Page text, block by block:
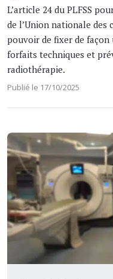
L’article 24 du PLFSS
de l’Union nationale des
pouvoir de fixer de
forfaits techniques et
radiothérapie.
Publié le 17/10/2025